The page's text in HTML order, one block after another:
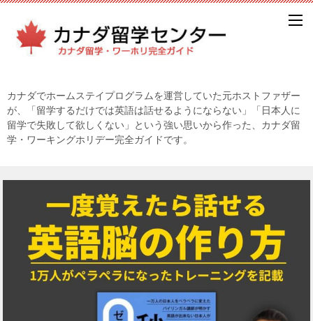
カナダでホームステイプログラムを運営していた元ホストファザー
が、「留学するだけでは英語は話せるようにならない」「日本人に
留学で失敗して欲しくない」という強い思いから作った、カナダ留
学・ワーキングホリデー完全ガイドです。